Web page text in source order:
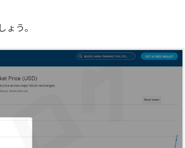
う。